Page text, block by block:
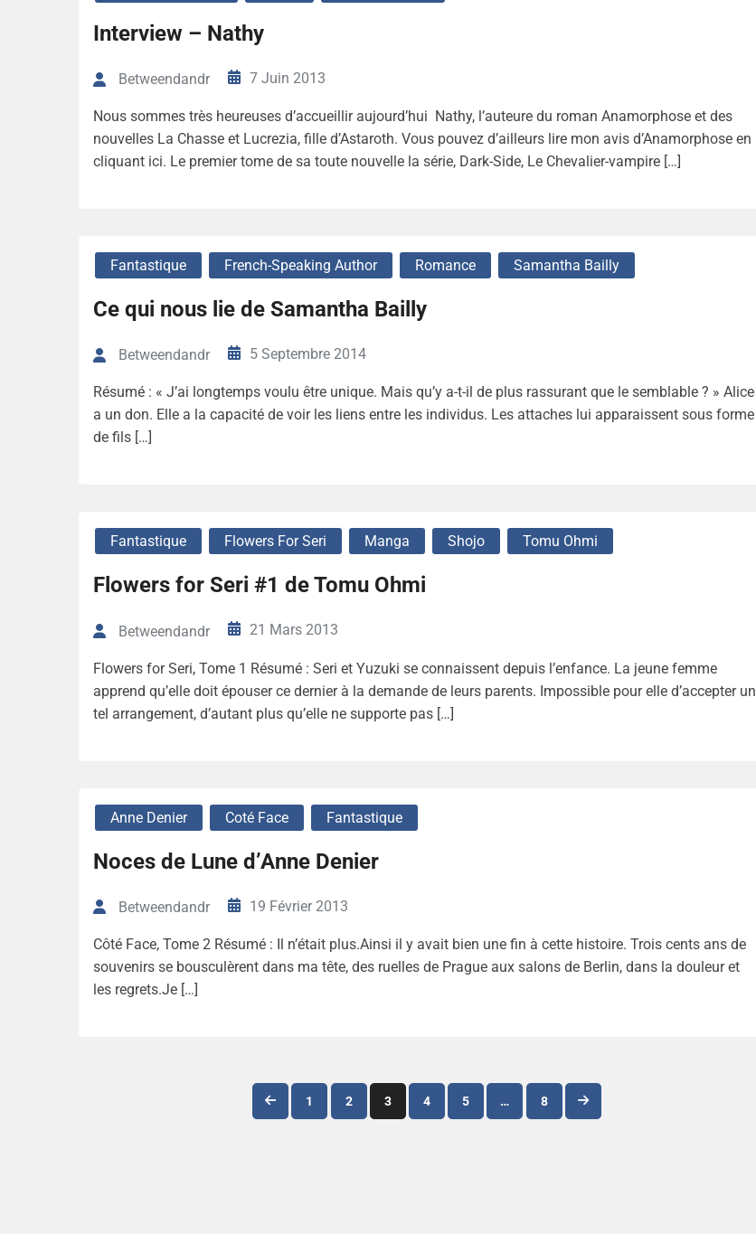
Interview – Nathy
Betweendandr 7 Juin 2013
Nous sommes très heureuses d’accueillir aujourd’hui Nathy, l’auteure du roman Anamorphose et des
nouvelles La Chasse et Lucrezia, fille d’Astaroth. Vous pouvez d’ailleurs lire mon avis d’Anamorphose en
cliquant ici. Le premier tome de sa toute nouvelle la série, Dark-Side, Le Chevalier-vampire […]
Fantastique French-Speaking Author Romance Samantha Bailly
Ce qui nous lie de Samantha Bailly
Betweendandr 5 Septembre 2014
Résumé : « J’ai longtemps voulu être unique. Mais qu’y a-t-il de plus rassurant que le semblable ? » Alice
a un don. Elle a la capacité de voir les liens entre les individus. Les attaches lui apparaissent sous forme
de fils […]
Fantastique Flowers For Seri Manga Shojo Tomu Ohmi
Flowers for Seri #1 de Tomu Ohmi
Betweendandr 21 Mars 2013
Flowers for Seri, Tome 1 Résumé : Seri et Yuzuki se connaissent depuis l’enfance. La jeune femme
apprend qu’elle doit épouser ce dernier à la demande de leurs parents. Impossible pour elle d’accepter un
tel arrangement, d’autant plus qu’elle ne supporte pas […]
Anne Denier Coté Face Fantastique
Noces de Lune d’Anne Denier
Betweendandr 19 Février 2013
Côté Face, Tome 2 Résumé : Il n’était plus.Ainsi il y avait bien une fin à cette histoire. Trois cents ans de
souvenirs se bousculèrent dans ma tête, des ruelles de Prague aux salons de Berlin, dans la douleur et
les regrets.Je […]
Navigation
1 2 3 4 5 … 8